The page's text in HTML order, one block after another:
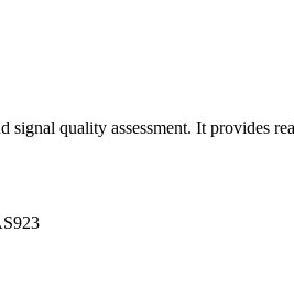
quality assessment. It